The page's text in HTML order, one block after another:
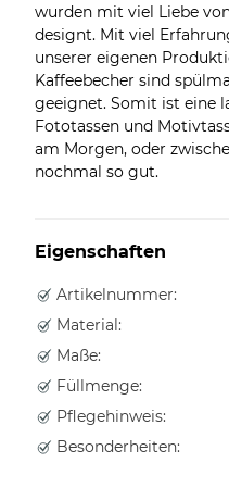
wurden mit viel Liebe
designt. Mit viel
unserer eigenen
Kaffeebecher sind
geeignet. Somit ist eine
Fototassen und
am Morgen, oder
nochmal so gut.
Eigenschaften
Artikelnummer:
Material:
Maße:
Füllmenge:
Pflegehinweis:
Besonderheiten: